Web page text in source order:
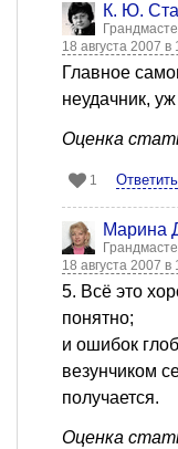
К. Ю.
18 августа 2007 в
Главное
неудачник,
Оценка
1 Ответить
Марина
18 августа 2007 в
5. Всё это
понятно;
и ошибок
везунчиком
получается.
Оценка